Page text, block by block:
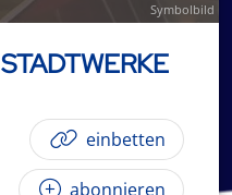
Symbolbild
einbetten
abonnieren